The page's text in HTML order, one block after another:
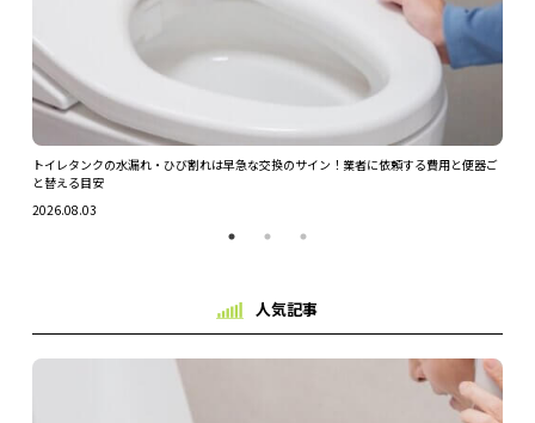
トイレタンクの水漏れ・ひび割れは早急な交換のサイン！業者に依頼する費用と便器ご
と替える目安
2026.08.03
人気記事